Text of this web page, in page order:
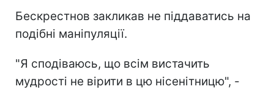
Бескрестнов закликав не піддаватись на
подібні маніпуляції.
"Я сподіваюсь, що всім вистачить
мудрості не вірити в цю нісенітницю", -